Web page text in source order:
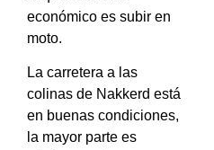
económico es subir en
moto.
La carretera a las
colinas de Nakkerd está
en buenas condiciones,
la mayor parte es